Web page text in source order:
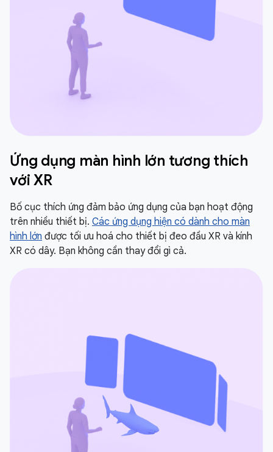
Ứng dụng màn hình lớn tương thích
với XR
Bố cục thích ứng đảm bảo ứng dụng của bạn hoạt động
trên nhiều thiết bị. Các ứng dụng hiện có dành cho màn
hình lớn được tối ưu hoá cho thiết bị đeo đầu XR và kính
XR có dây. Bạn không cần thay đổi gì cả.